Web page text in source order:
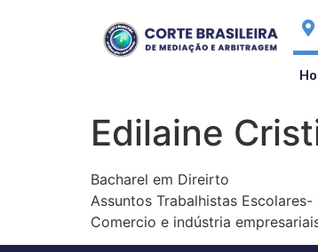
Edilaine
Bacharel em Direirto
Assuntos Trabalhistas
Comercio e indústria